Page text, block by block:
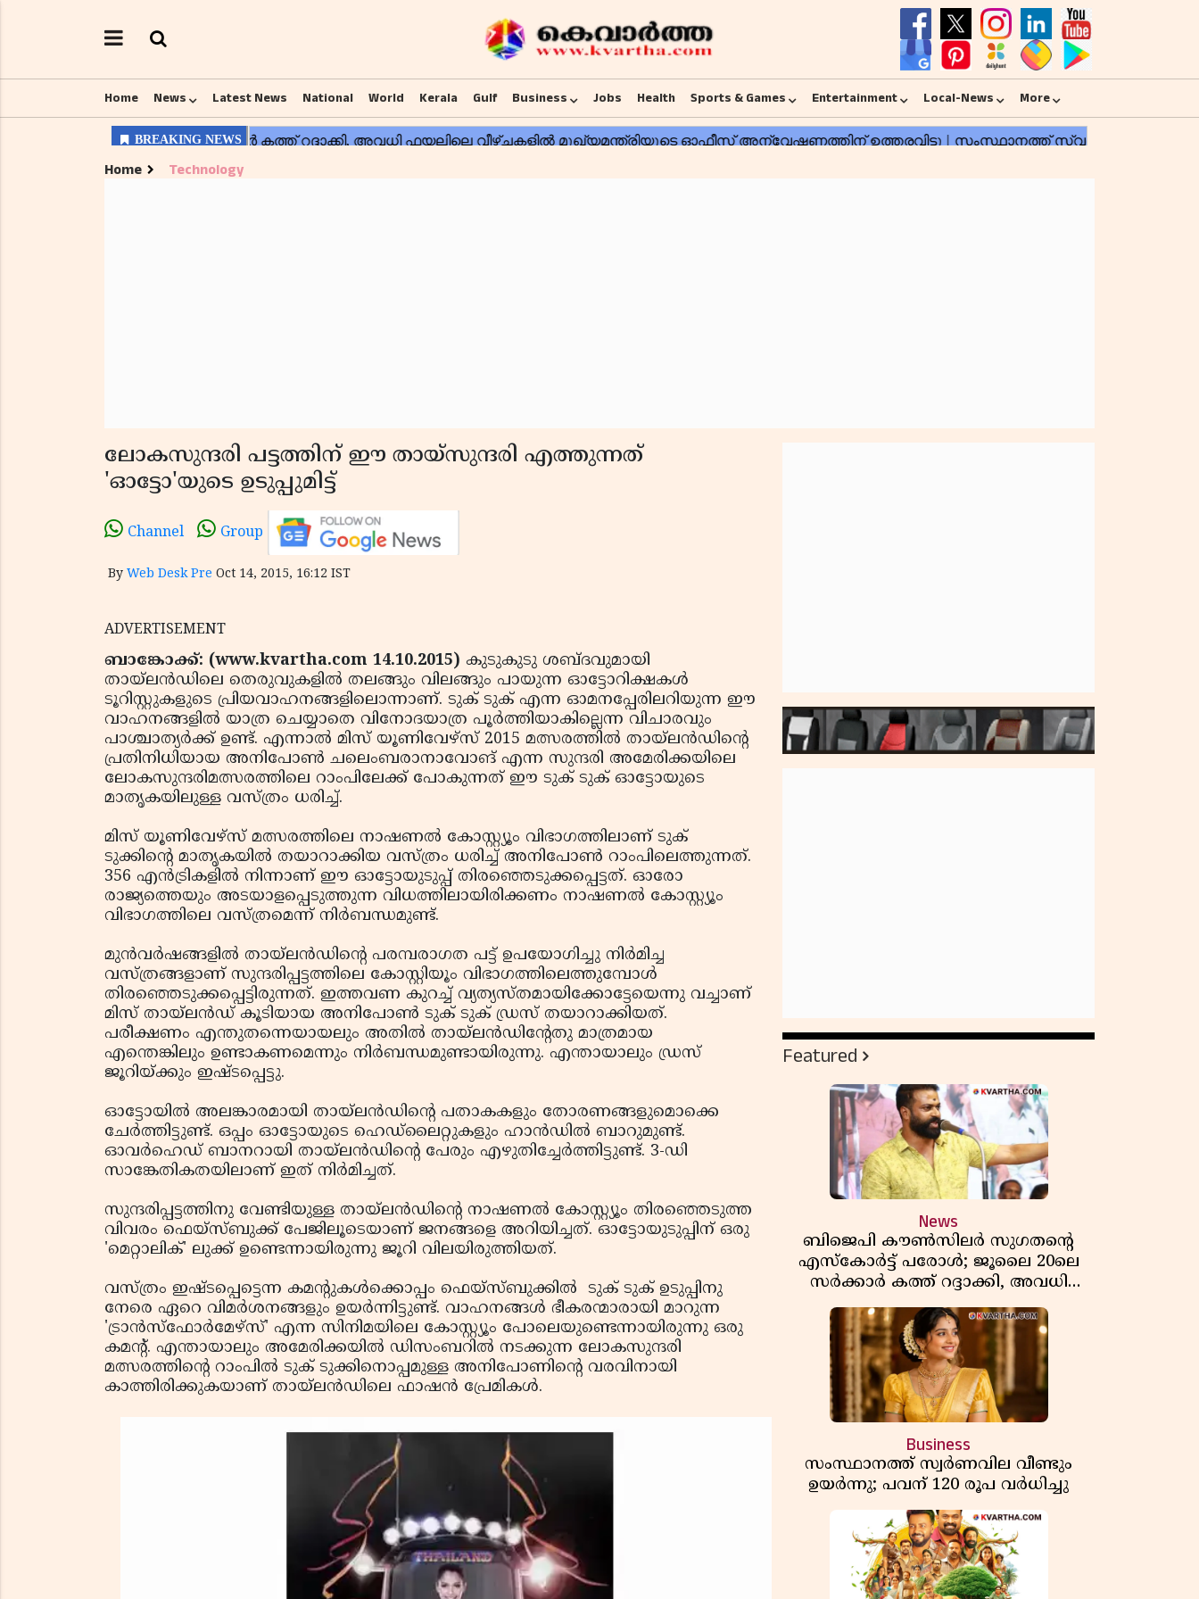
Home News Latest News National World Kerala Gulf Business Jobs Health Sports & Games Entertainment Local-News More
Home Technology
ലോകസുന്ദരി പട്ടത്തിന് ഈ തായ്‌സുന്ദരി എത്തുന്നത്
'ഓട്ടോ'യുടെ ഉടുപ്പുമിട്ട്
Channel Group
By Web Desk Pre Oct 14, 2015, 16:12 IST
ADVERTISEMENT
ബാങ്കോക്ക്: (www.kvartha.com 14.10.2015) കുടുകുടു ശബ്ദവുമായി
തായ്‌ലന്‍ഡിലെ തെരുവുകളില്‍ തലങ്ങും വിലങ്ങും പായുന്ന ഓട്ടോറിക്ഷകള്‍
ടൂറിസ്റ്റുകളുടെ പ്രിയവാഹനങ്ങളിലൊന്നാണ്. ടുക് ടുക് എന്ന ഓമനപ്പേരിലറിയുന്ന ഈ
വാഹനങ്ങളില്‍ യാത്ര ചെയ്യാതെ വിനോദയാത്ര പൂര്‍ത്തിയാകില്ലെന്ന വിചാരവും
പാശ്ചാത്യര്‍ക്ക് ഉണ്ട്. എന്നാല്‍ മിസ് യൂണിവേഴ്‌സ് 2015 മത്സരത്തില്‍ തായ്‌ലന്‍ഡിന്റെ
പ്രതിനിധിയായ അനിപോണ്‍ ചലെംബരാനാവോങ് എന്ന സുന്ദരി അമേരിക്കയിലെ
ലോകസുന്ദരിമത്സരത്തിലെ റാംപിലേക്ക് പോകുന്നത് ഈ ടുക് ടുക് ഓട്ടോയുടെ
മാതൃകയിലുള്ള വസ്ത്രം ധരിച്ച്.
മിസ് യൂണിവേഴ്‌സ് മത്സരത്തിലെ നാഷണല്‍ കോസ്റ്റ്യൂം വിഭാഗത്തിലാണ് ടുക്
ടുക്കിന്റെ മാതൃകയില്‍ തയാറാക്കിയ വസ്ത്രം ധരിച്ച് അനിപോണ്‍ റാംപിലെത്തുന്നത്.
356 എന്‍ട്രികളില്‍ നിന്നാണ് ഈ ഓട്ടോയുടുപ്പ് തിരഞ്ഞെടുക്കപ്പെട്ടത്. ഓരോ
രാജ്യത്തെയും അടയാളപ്പെടുത്തുന്ന വിധത്തിലായിരിക്കണം നാഷണല്‍ കോസ്റ്റ്യൂം
വിഭാഗത്തിലെ വസ്ത്രമെന്ന് നിര്‍ബന്ധമുണ്ട്.
മുന്‍വര്‍ഷങ്ങളില്‍ തായ്‌ലന്‍ഡിന്റെ പരമ്പരാഗത പട്ട് ഉപയോഗിച്ചു നിര്‍മിച്ച
വസ്ത്രങ്ങളാണ് സുന്ദരിപ്പട്ടത്തിലെ കോസ്റ്റിയൂം വിഭാഗത്തിലെത്തുമ്പോള്‍
തിരഞ്ഞെടുക്കപ്പെട്ടിരുന്നത്. ഇത്തവണ കുറച്ച് വ്യത്യസ്തമായിക്കോട്ടേയെന്നു വച്ചാണ്
മിസ് തായ്‌ലന്‍ഡ് കൂടിയായ അനിപോണ്‍ ടുക് ടുക് ഡ്രസ് തയാറാക്കിയത്.
പരീക്ഷണം എന്തുതന്നെയായലും അതില്‍ തായ്‌ലന്‍ഡിന്റേതു മാത്രമായ
എന്തെങ്കിലും ഉണ്ടാകണമെന്നും നിര്‍ബന്ധമുണ്ടായിരുന്നു. എന്തായാലും ഡ്രസ്
ജൂറിയ്ക്കും ഇഷ്ടപ്പെട്ടു.
ഓട്ടോയില്‍ അലങ്കാരമായി തായ്‌ലന്‍ഡിന്റെ പതാകകളും തോരണങ്ങളുമൊക്കെ
ചേര്‍ത്തിട്ടുണ്ട്. ഒപ്പം ഓട്ടോയുടെ ഹെഡ്‌ലൈറ്റുകളും ഹാന്‍ഡില്‍ ബാറുമുണ്ട്.
ഓവര്‍ഹെഡ് ബാനറായി തായ്‌ലന്‍ഡിന്റെ പേരും എഴുതിച്ചേര്‍ത്തിട്ടുണ്ട്. 3-ഡി
സാങ്കേതികതയിലാണ് ഇത് നിര്‍മിച്ചത്.
സുന്ദരിപ്പട്ടത്തിനു വേണ്ടിയുള്ള തായ്‌ലന്‍ഡിന്റെ നാഷണല്‍ കോസ്റ്റ്യൂം തിരഞ്ഞെടുത്ത
വിവരം ഫെയ്‌സ്ബുക്ക് പേജിലൂടെയാണ് ജനങ്ങളെ അറിയിച്ചത്. ഓട്ടോയുടുപ്പിന് ഒരു
'മെറ്റാലിക്' ലുക്ക് ഉണ്ടെന്നായിരുന്നു ജൂറി വിലയിരുത്തിയത്.
വസ്ത്രം ഇഷ്ടപ്പെട്ടെന്ന കമന്റുകള്‍ക്കൊപ്പം ഫെയ്‌സ്ബുക്കില്‍ ടുക് ടുക് ഉടുപ്പിനു
നേരെ ഏറെ വിമര്‍ശനങ്ങളും ഉയര്‍ന്നിട്ടുണ്ട്. വാഹനങ്ങള്‍ ഭീകരന്മാരായി മാറുന്ന
'ട്രാന്‍സ്‌ഫോര്‍മേഴ്‌സ്' എന്ന സിനിമയിലെ കോസ്റ്റ്യൂം പോലെയുണ്ടെന്നായിരുന്നു ഒരു
കമന്റ്. എന്തായാലും അമേരിക്കയില്‍ ഡിസംബറില്‍ നടക്കുന്ന ലോകസുന്ദരി
മത്സരത്തിന്റെ റാംപില്‍ ടുക് ടുക്കിനൊപ്പമുള്ള അനിപോണിന്റെ വരവിനായി
കാത്തിരിക്കുകയാണ് തായ്‌ലന്‍ഡിലെ ഫാഷന്‍ പ്രേമികള്‍.
Featured
News
ബിജെപി കൗൺസിലർ സുഗതന്റെ
എസ്‌കോർട്ട് പരോൾ; ജൂലൈ 20ലെ
സർക്കാർ കത്ത് റദ്ദാക്കി, അവധി
ഫയലിലെ വീഴ്ചകളിൽ മുഖ്യമന്ത്രിയുടെ
ഓഫീസ് അന്വേഷണത്തിന് ഉത്തരവിട്ടു
Business
സംസ്ഥാനത്ത് സ്വര്‍ണവില വീണ്ടും
ഉയർന്നു; പവന് 120 രൂപ വര്‍ധിച്ചു